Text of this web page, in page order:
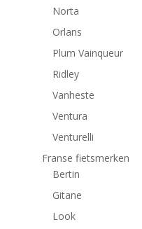
Norta
Orlans
Plum Vainqueur
Ridley
Vanheste
Ventura
Venturelli
Franse fietsmerken
Bertin
Gitane
Look